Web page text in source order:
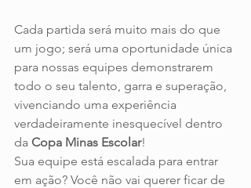
Cada partida será muito mais do que
um jogo; será uma oportunidade única
para nossas equipes demonstrarem
todo o seu talento, garra e superação,
vivenciando uma experiência
verdadeiramente inesquecível dentro
da Copa Minas Escolar!
Sua equipe está escalada para entrar
em ação? Você não vai querer ficar de